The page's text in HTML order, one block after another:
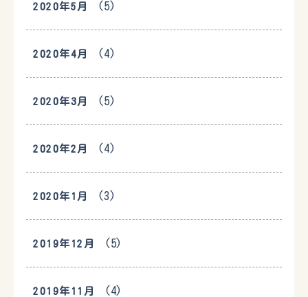
2020年5月 (5)
2020年4月 (4)
2020年3月 (5)
2020年2月 (4)
2020年1月 (3)
2019年12月 (5)
2019年11月 (4)